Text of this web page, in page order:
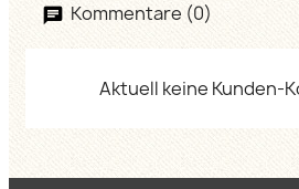
Kommentare (0)
Aktuell keine Kunden-